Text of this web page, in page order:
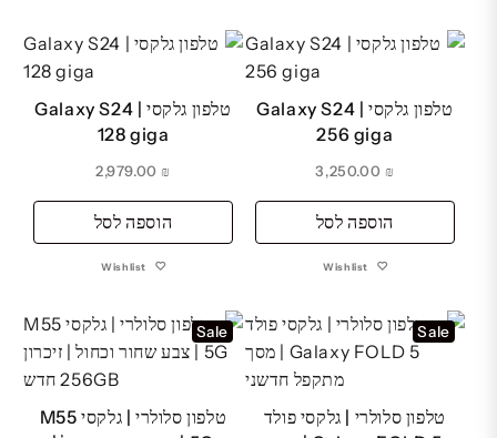
טלפון גלקסי Galaxy S24 |
128 giga
₪
הוספה לסל
Wishlist
טלפון גלקסי Galaxy S24 |
256 giga
₪
הוספה לסל
Wishlist
Sale
טלפון סלולרי | גלקסי M55
Sale
טלפון סלולרי | גלקסי פולד